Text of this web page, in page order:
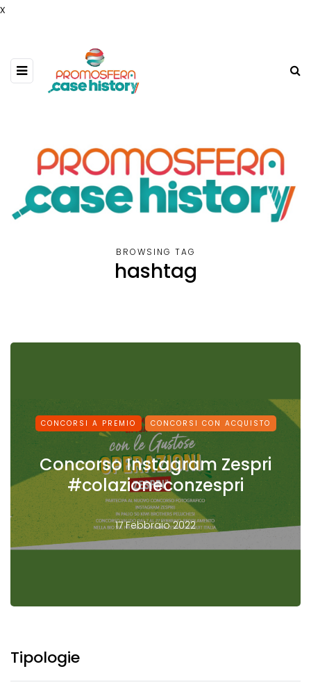
x
BROWSING TAG
hashtag
CONCORSI A PREMIO CONCORSI CON ACQUISTO
Concorso Instagram Zespri
#colazioneconzespri
17 Febbraio 2022
Tipologie